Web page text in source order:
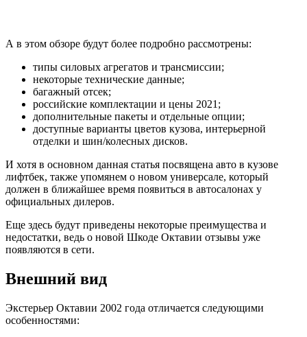
А в этом обзоре будут более подробно рассмотрены:
типы силовых агрегатов и трансмиссии;
некоторые технические данные;
багажный отсек;
российские комплектации и цены 2021;
дополнительные пакеты и отдельные опции;
доступные варианты цветов кузова, интерьерной
отделки и шин/колесных дисков.
И хотя в основном данная статья посвящена авто в кузове
лифтбек, также упомянем о новом универсале, который
должен в ближайшее время появиться в автосалонах у
официальных дилеров.
Еще здесь будут приведены некоторые преимущества и
недостатки, ведь о новой Шкоде Октавии отзывы уже
появляются в сети.
Внешний вид
Экстерьер Октавии 2002 года отличается следующими
особенностями: